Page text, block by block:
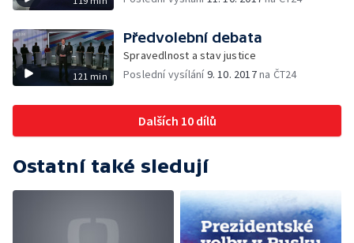
121 min
Předvolební debata
Spravedlnost a stav justice
Poslední vysílání9. 10. 2017na ČT24
Dalších 10 dílů
Ostatní také sledují